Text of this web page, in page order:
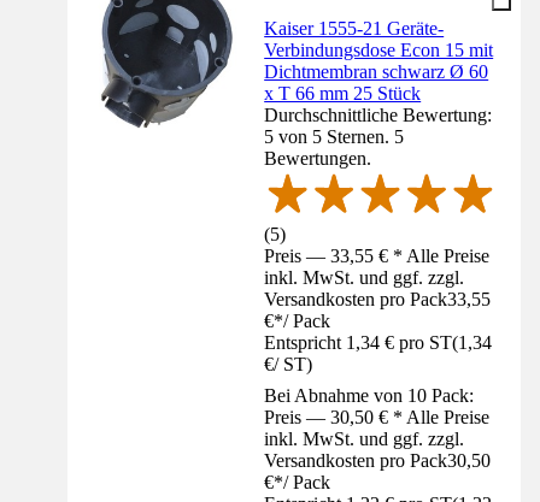
Kaiser 1555-21 Geräte-
Verbindungsdose Econ 15 mit
Dichtmembran schwarz Ø 60
x T 66 mm 25 Stück
Durchschnittliche Bewertung:
5 von 5 Sternen. 5
Bewertungen.
(5)
Preis — 33,55 € * Alle Preise
inkl. MwSt. und ggf. zzgl.
Versandkosten pro Pack33,55
€*/ Pack
Entspricht 1,34 € pro ST(1,34
€/ ST)
Bei Abnahme von 10 Pack:
Preis — 30,50 € * Alle Preise
inkl. MwSt. und ggf. zzgl.
Versandkosten pro Pack30,50
€*/ Pack